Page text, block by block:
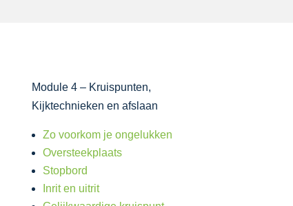
Module 4 – Kruispunten,
Kijktechnieken en afslaan
Zo voorkom je ongelukken
Oversteekplaats
Stopbord
Inrit en uitrit